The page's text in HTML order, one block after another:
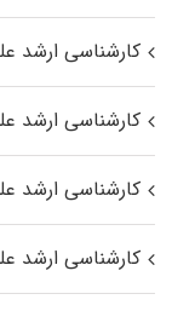
کارشناسی ارشد
کارشناسی ارشد
کارشناسی ارشد
کارشناسی ارشد